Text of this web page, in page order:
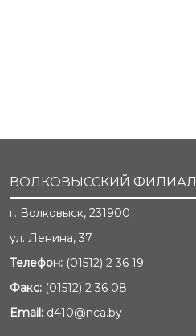
ВОЛКОВЫССКИЙ ФИЛИАЛ
г. Волковыск, 231900
ул. Ленина, 37
Телефон: (01512) 2 36 19
Факс: (01512) 2 36 08
Email: d410@nca.by